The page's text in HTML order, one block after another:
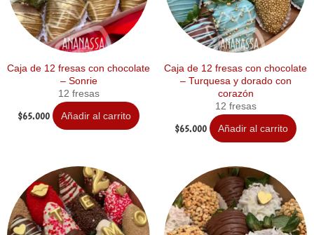
Caja de 12 fresas con chocolate
– Sonrie
12 fresas
$65.000 Añadir al carrito
Caja de 12 fresas con chocolate
– Turquesa y dorado con
corazón
12 fresas
$65.000 Añadir al carrito